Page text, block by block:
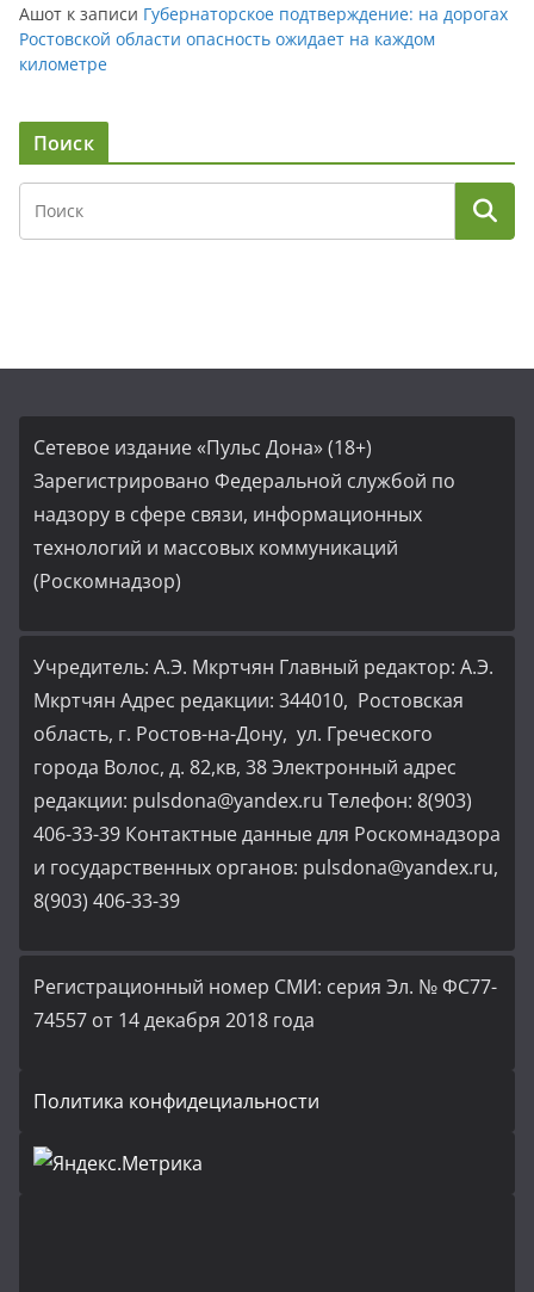
Ашот к записи Губернаторское подтверждение: на дорогах
Ростовской области опасность ожидает на каждом
километре
Поиск
Сетевое издание «Пульс Дона» (18+)
Зарегистрировано Федеральной службой по
надзору в сфере связи, информационных
технологий и массовых коммуникаций
(Роскомнадзор)
Учредитель: А.Э. Мкртчян Главный редактор: А.Э.
Мкртчян Адрес редакции: 344010, Ростовская
область, г. Ростов-на-Дону, ул. Греческого
города Волос, д. 82,кв, 38 Электронный адрес
редакции: pulsdona@yandex.ru Телефон: 8(903)
406-33-39 Контактные данные для Роскомнадзора
и государственных органов: pulsdona@yandex.ru,
8(903) 406-33-39
Регистрационный номер СМИ: серия Эл. № ФС77-
74557 от 14 декабря 2018 года
Политика конфидециальности